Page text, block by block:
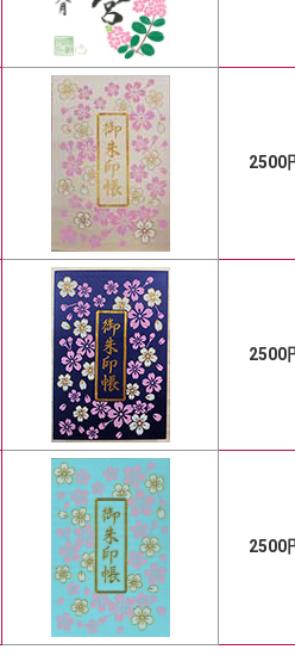
2500
2500
2500